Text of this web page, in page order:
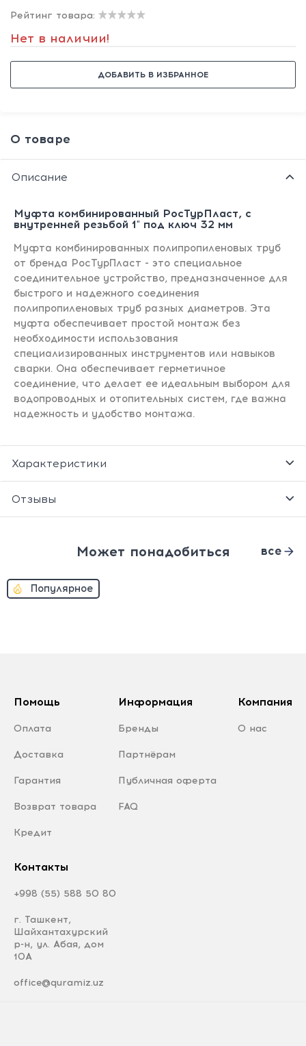
Рейтинг товара:
Нет в наличии!
ДОБАВИТЬ В ИЗБРАННОЕ
О товаре
Описание
Муфта комбинированный РосТурПласт, с
внутренней резьбой 1" под ключ 32 мм
Муфта комбинированных полипропиленовых труб
от бренда РосТурПласт - это специальное
соединительное устройство, предназначенное для
быстрого и надежного соединения
полипропиленовых труб разных диаметров. Эта
муфта обеспечивает простой монтаж без
необходимости использования
специализированных инструментов или навыков
сварки. Она обеспечивает герметичное
соединение, что делает ее идеальным выбором для
водопроводных и отопительных систем, где важна
надежность и удобство монтажа.
Характеристики
Отзывы
Может понадобиться все
Популярное
Помощь
Оплата
Доставка
Гарантия
Возврат товара
Кредит
Информация
Бренды
Партнёрам
Публичная оферта
FAQ
Компания
О нас
Контакты
+998 (55) 588 50 80
г. Ташкент,
Шайхантахурский
р-н, ул. Абая, дом
10А
office@quramiz.uz